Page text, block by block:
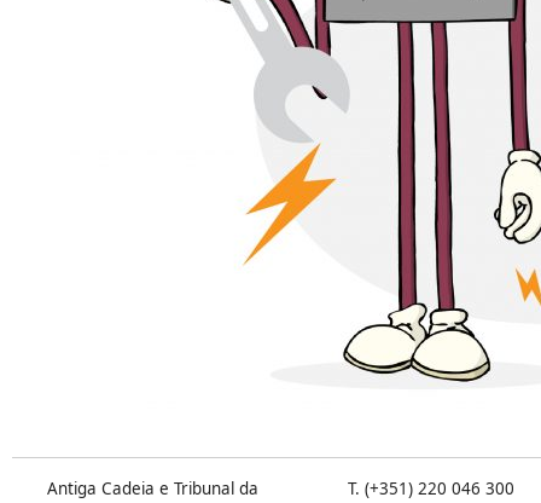
Antiga Cadeia e Tribunal da
T. (+351) 220 046 300